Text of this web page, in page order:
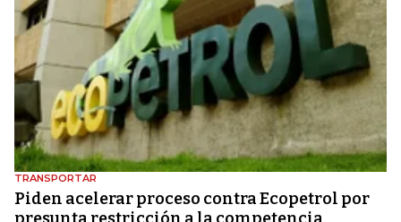
TRANSPORTAR
Piden acelerar proceso contra Ecopetrol por